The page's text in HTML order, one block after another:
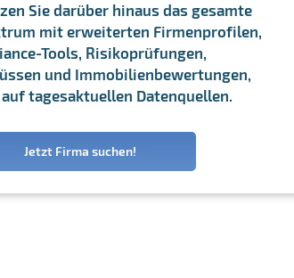
Sie darüber hinaus das gesamte
mit erweiterten Firmenprofilen,
Tools, Risikoprüfungen,
und Immobilienbewertungen,
tagesaktuellen Datenquellen.
Jetzt Firma suchen!